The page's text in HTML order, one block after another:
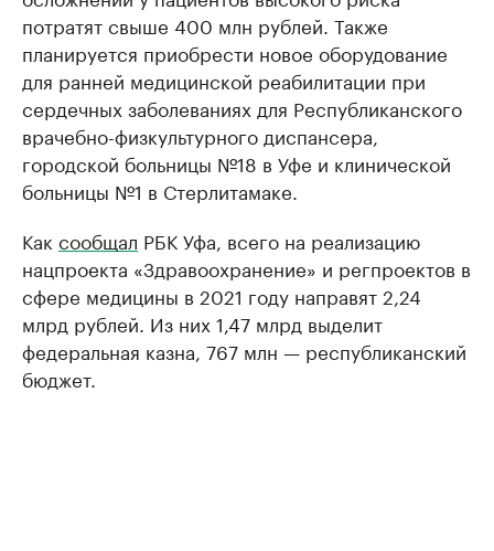
потратят свыше 400 млн рублей. Также
планируется приобрести новое оборудование
для ранней медицинской реабилитации при
сердечных заболеваниях для Республиканского
врачебно-физкультурного диспансера,
городской больницы №18 в Уфе и клинической
больницы №1 в Стерлитамаке.
Как сообщал РБК Уфа, всего на реализацию
нацпроекта «Здравоохранение» и регпроектов в
сфере медицины в 2021 году направят 2,24
млрд рублей. Из них 1,47 млрд выделит
федеральная казна, 767 млн — республиканский
бюджет.